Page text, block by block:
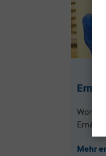
Mehr